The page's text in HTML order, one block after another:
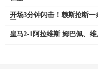
开场3分钟闪击！赖斯抢断
皇马2-1阿拉维斯 姆巴佩、维